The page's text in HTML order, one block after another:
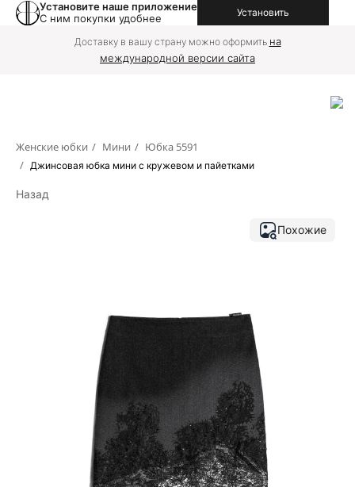
Установите наше приложение
С ним покупки удобнее
Установить
Доставку в вашу страну можно оформить на
международной версии сайта
Женские юбки / Мини / Юбка 5591
/ Джинсовая юбка мини с кружевом и пайетками
Назад
Похожие